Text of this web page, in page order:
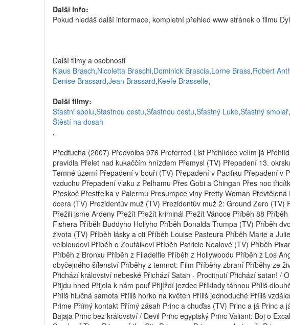
Další info:
Pokud hledáš další informace, kompletní přehled www stránek o filmu
Další filmy a osobnosti
Klaus Brasch,Nicoletta Braschi,Dominick Brascia,Lorne Brass,Robert
Denise Brassard,Jean Brassard,Keefe Brasselle,
Další filmy:
Šťastni spolu,Štastnou cestu,Šťastnou cestu,Šťastný Luke,Šťastný smolař,
Štěstí na dosah
,
Předtucha (2007) Předvolba 976 Preferred List Přehlídce velím já
pravidla Přelet nad kukaččím hnízdem Přemysl (TV) Přepadení 13.
Temné území Přepadení v bouři (TV) Přepadení v Pacifiku Přepadení v
vzduchu Přepadení vlaku z Pelhamu Přes Gobi a Chingan Přes noc
Přeskoč Přestřelka v Palermu Presumpce viny Pretty Woman
dcera (TV) Prezidentův muž (TV) Prezidentův muž 2: Ground Zero (TV)
Přežili jsme Ardeny Přežít Přežít kriminál Přežít Vánoce Příběh 88
Fishera Příběh Buddyho Hollyho Příběh Donalda Trumpa (TV) Příběh
života (TV) Příběh lásky a cti Příběh Louise Pasteura Příběh Marie a
velbloudovi Příběh o Zoufálkovi Příběh Patricie Nealové (TV) Příběh
Příběh z Bronxu Příběh z Filadelfie Příběh z Hollywoodu Příběh z Los
obyčejného šílenství Příběhy z temnot: Film Příběhy zbraní Příběhy ze
Přichází království nebeské Přichází Satan - Procitnutí Přichází satan! /
Přijdu hned Přijela k nám pouť Přijíždí jezdec Příklady táhnou Příliš
Příliš hlučná samota Příliš horko na květen Příliš jednoduché Příliš
Prime Přímý kontakt Přímý zásah Princ a chuďas (TV) Princ a já Princ a
Bajaja Princ bez království / Devil Princ egyptský Princ Valiant: Boj o